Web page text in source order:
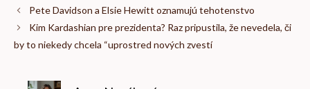
Pete Davidson a Elsie Hewitt oznamujú tehotenstvo
Kim Kardashian pre prezidenta? Raz pripustila, že nevedela, či
by to niekedy chcela “uprostred nových zvestí